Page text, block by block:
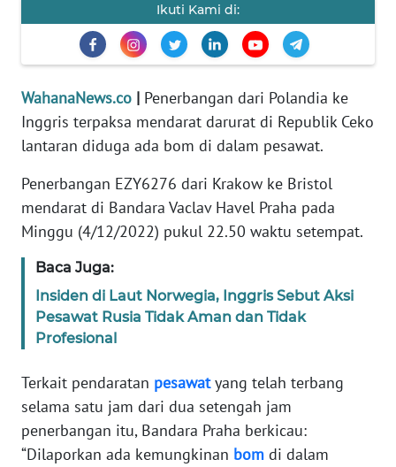
Ikuti Kami di:
WahanaNews.co | Penerbangan dari Polandia ke
Inggris terpaksa mendarat darurat di Republik Ceko
lantaran diduga ada bom di dalam pesawat.
Penerbangan EZY6276 dari Krakow ke Bristol
mendarat di Bandara Vaclav Havel Praha pada
Minggu (4/12/2022) pukul 22.50 waktu setempat.
Baca Juga:
Insiden di Laut Norwegia, Inggris Sebut Aksi
Pesawat Rusia Tidak Aman dan Tidak
Profesional
Terkait pendaratan pesawatyang telah terbang
selama satu jam dari dua setengah jam
penerbangan itu, Bandara Praha berkicau:
“Dilaporkan ada kemungkinan bom di dalam
OLAHRAGA
OPINI
EDITORIAL
Informasi
INDEKS
KONTAK
KAMI
IKLAN
TENTANG
KAMI